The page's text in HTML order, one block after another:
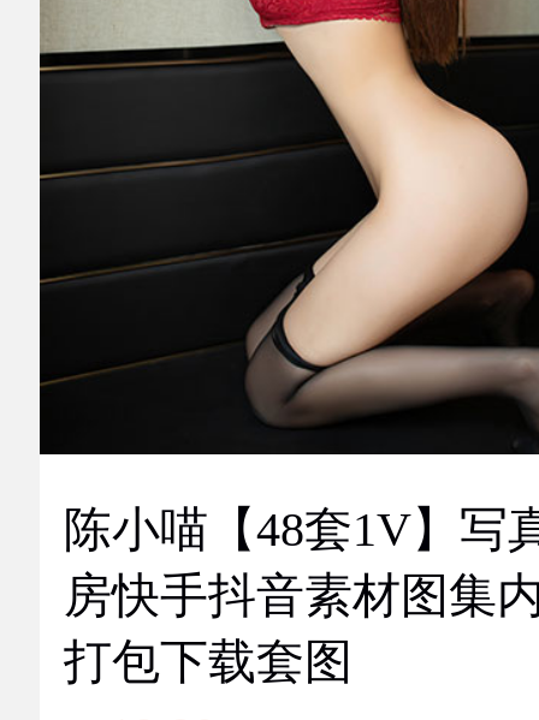
陈小喵【48套1V】写
房快手抖音素材图集
打包下载套图